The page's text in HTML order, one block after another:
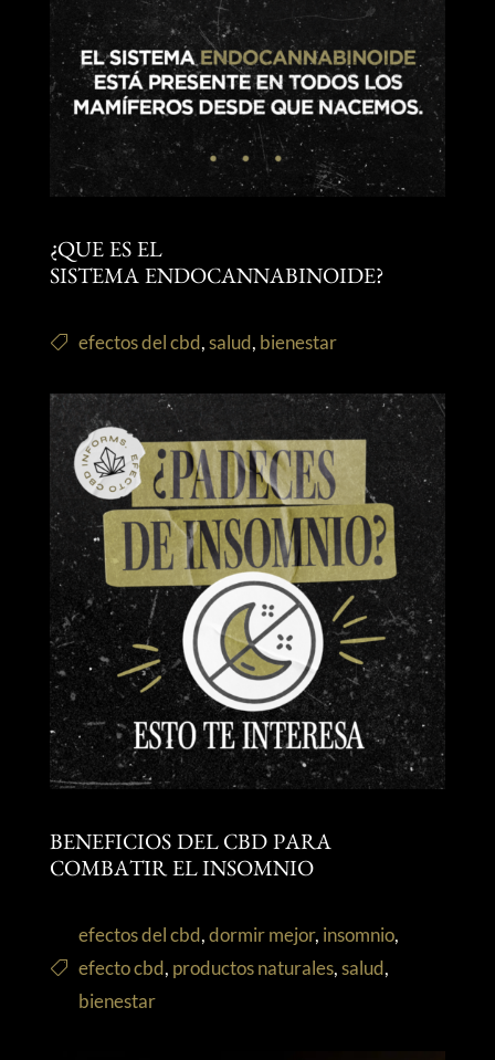
¿QUE ES EL
SISTEMA ENDOCANNABINOIDE?
efectos del cbd,salud, bienestar
BENEFICIOS DEL CBD PARA
COMBATIR EL INSOMNIO
efectos del cbd,dormir mejor, insomnio,
efecto cbd, productos naturales,salud,
bienestar